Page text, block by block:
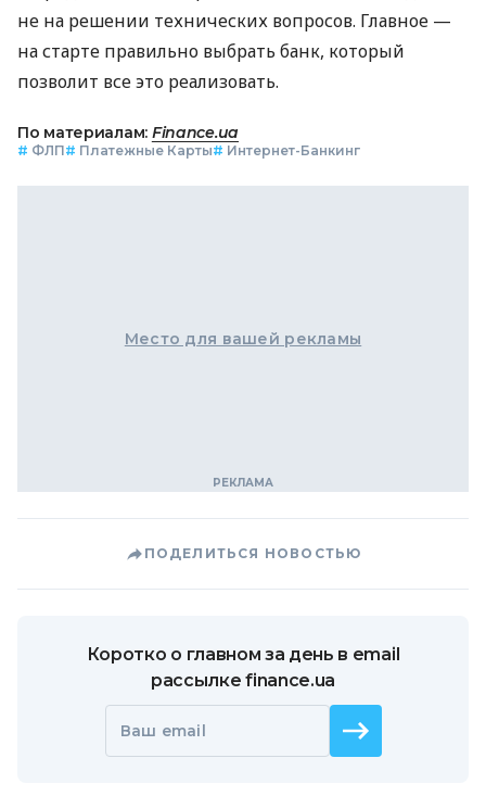
не на решении технических вопросов. Главное —
на старте правильно выбрать банк, который
позволит все это реализовать.
По материалам: Finance.ua
# ФЛП# Платежные Карты# Интернет-Банкинг
Место для вашей рекламы
ПОДЕЛИТЬСЯ НОВОСТЬЮ
Коротко о главном за день в email
рассылке finance.ua
Ваш email